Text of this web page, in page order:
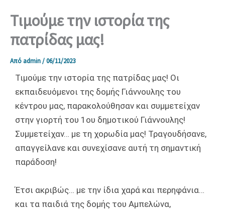
Τιμούμε την ιστορία της
πατρίδας μας!
Από admin/06/11/2023
Τιμούμε την ιστορία της πατρίδας μας! Οι
εκπαιδευόμενοι της δομής Γιάννουλης του
κέντρου μας, παρακολούθησαν και συμμετείχαν
στην γιορτή του 1ου δημοτικού Γιάννουλης!
Συμμετείχαν… με τη χορωδία μας! Τραγουδήσανε,
απαγγείλανε και συνεχίσανε αυτή τη σημαντική
παράδοση!
Έτσι ακριβώς… με την ίδια χαρά και περηφάνια…
και τα παιδιά της δομής του Αμπελώνα,